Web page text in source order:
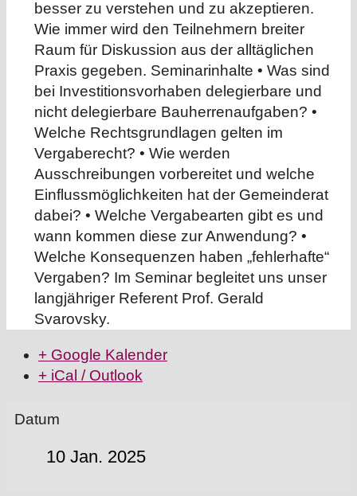
besser zu verstehen und zu akzeptieren.
Wie immer wird den Teilnehmern breiter
Raum für Diskussion aus der alltäglichen
Praxis gegeben. Seminarinhalte • Was sind
bei Investitionsvorhaben delegierbare und
nicht delegierbare Bauherrenaufgaben? •
Welche Rechtsgrundlagen gelten im
Vergaberecht? • Wie werden
Ausschreibungen vorbereitet und welche
Einflussmöglichkeiten hat der Gemeinderat
dabei? • Welche Vergabearten gibt es und
wann kommen diese zur Anwendung? •
Welche Konsequenzen haben „fehlerhafte“
Vergaben? Im Seminar begleitet uns unser
langjähriger Referent Prof. Gerald
Svarovsky.
+ Google Kalender
+ iCal / Outlook
Datum
10 Jan. 2025